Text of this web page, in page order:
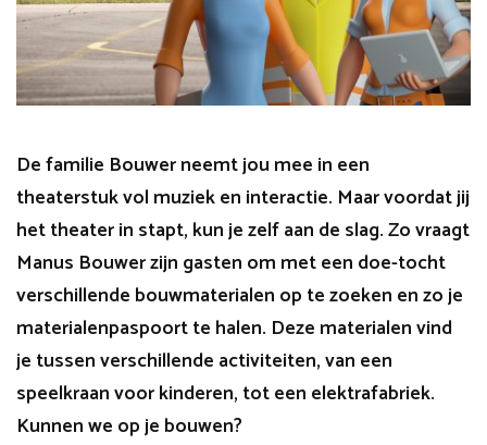
De familie Bouwer neemt jou mee in een
theaterstuk vol muziek en interactie. Maar voordat jij
het theater in stapt, kun je zelf aan de slag. Zo vraagt
Manus Bouwer zijn gasten om met een doe-tocht
verschillende bouwmaterialen op te zoeken en zo je
materialenpaspoort te halen. Deze materialen vind
je tussen verschillende activiteiten, van een
speelkraan voor kinderen, tot een elektrafabriek.
Kunnen we op je bouwen?